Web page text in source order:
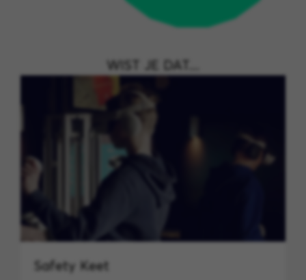
WIST JE DAT....
Safety Keet